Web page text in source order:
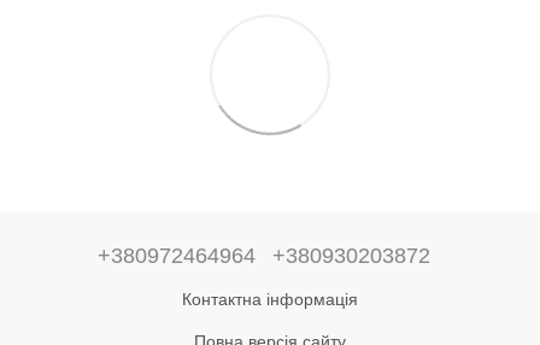
+380972464964 +380930203872
Контактна інформація
Повна версія сайту